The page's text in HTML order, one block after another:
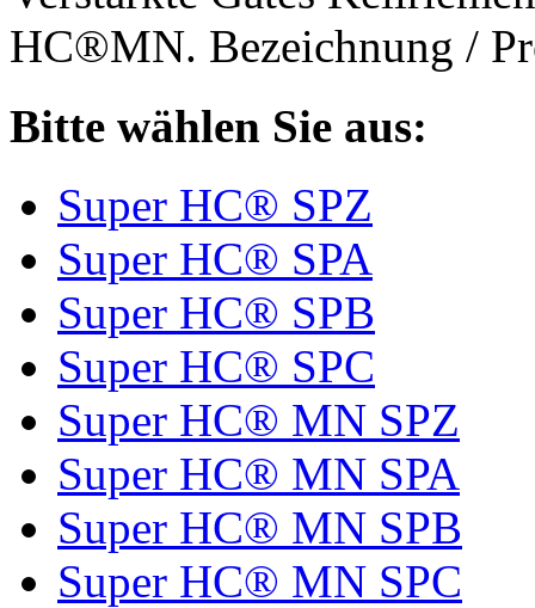
HC®MN. Bezeichnung /
Bitte wählen Sie aus:
Super HC® SPZ
Super HC® SPA
Super HC® SPB
Super HC® SPC
Super HC® MN SPZ
Super HC® MN SPA
Super HC® MN SPB
Super HC® MN SPC